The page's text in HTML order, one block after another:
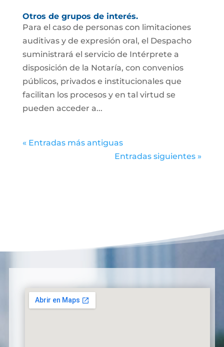
Otros de grupos de interés.
Para el caso de personas con limitaciones
auditivas y de expresión oral, el Despacho
suministrará el servicio de Intérprete a
disposición de la Notaría, con convenios
públicos, privados e institucionales que
facilitan los procesos y en tal virtud se
pueden acceder a...
« Entradas más antiguas
Entradas siguientes »